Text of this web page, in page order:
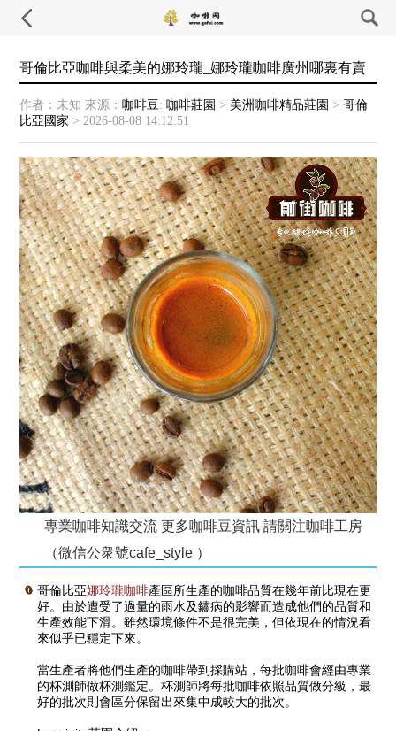
哥倫比亞咖啡與柔美的娜玲瓏_娜玲瓏咖啡廣州哪裏有賣
作者：未知 來源：咖啡豆:咖啡莊園 > 美洲咖啡精品莊園 >哥倫
比亞國家 >2026-08-08 14:12:51
專業咖啡知識交流 更多咖啡豆資訊 請關注咖啡工房
（微信公衆號cafe_style ）
哥倫比亞娜玲瓏咖啡產區所生產的咖啡品質在幾年前比現在更
好。由於遭受了過量的雨水及鏽病的影響而造成他們的品質和
生產效能下滑。雖然環境條件不是很完美，但依現在的情況看
來似乎已穩定下來。
當生產者將他們生產的咖啡帶到採購站，每批咖啡會經由專業
的杯測師做杯測鑑定。杯測師將每批咖啡依照品質做分級，最
好的批次則會區分保留出來集中成較大的批次。